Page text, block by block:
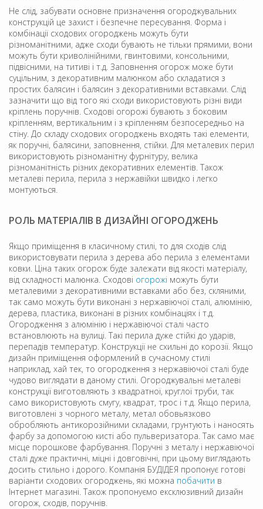
Не слід, забувати основне призначення огороджувальних
конструкцій це захист і безпечне пересування. Форма і
комбінації сходових огороджень можуть бути
різноманітними, адже сходи бувають не тільки прямими, вони
можуть бути криволінійними, гвинтовими, консольними,
підвісними, на титиві і т.д. Заповнення огорож може бути
суцільним, з декоративним малюнком або складатися з
простих балясин і балясин з декоративними вставками. Слід
зазначити що від того які сходи використовують різні види
кріплень поручнів. Сходові огорожі бувають з боковим
кріпленням, вертикальним і з кріпленням безпосередньо на
стіну. До складу сходових огороджень входять такі елементи,
як поручні, балясини, заповнення, стійки. Для металевих перил
використовують різноманітну фурнітуру, велика
різноманітність різних декоративних елементів. Також
металеві перила, перила з нержавійки швидко і легко
монтуються.
РОЛЬ МАТЕРІАЛІВ В ДИЗАЙНІ ОГОРОДЖЕНЬ
Якщо приміщення в класичному стилі, то для сходів слід
використовувати перила з дерева або перила з елементами
ковки. Ціна таких огорож буде залежати від якості матеріалу,
від складності малюнка. Сходові огорожі можуть бути
металевими з декоративними вставками або без, скляними,
так само можуть бути виконані з нержавіючої сталі, алюмінію,
дерева, пластика, виконані в різних комбінаціях і т.д.
Огородження з алюмінію і нержавіючої сталі часто
встановлюють на вулиці. Такі перила дуже стійкі до ударів,
перепадів температур. Конструкції не схильні до корозії. Якщо
дизайн приміщення оформлений в сучасному стилі
наприклад, хай тек, то огородження з нержавіючої сталі буде
чудово виглядати в даному стилі. Огороджувальні металеві
конструкції виготовляють з квадратної, круглої труби, так
само використовують смугу, квадрат, трос і т.д. Якщо перила,
виготовлені з чорного металу, метал обовьязково
обробляють антикорозійними складами, грунтують і наносять
фарбу за допомогою кисті або пульверизатора. Так само має
місце порошкове фарбування. Поручні з металу і нержавіючої
сталі дуже практичні, міцні і довговічні, при цьому виглядають
досить стильно і дорого. Компанія БУДІДЕЯ пропонує готові
варіанти сходових огороджень, які можна побачити в
Інтернет магазині. Також пропонуємо ексклюзивний дизайн
огорож, сходів, поручнів.